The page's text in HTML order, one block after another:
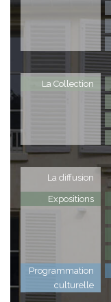
La Collection
La diffusion
Expositions
Programmation
culturelle